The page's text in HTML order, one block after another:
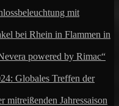
mit
bei Rhein in Flammen in
powered by Rimac“
Globales Treffen der
Jahressaison